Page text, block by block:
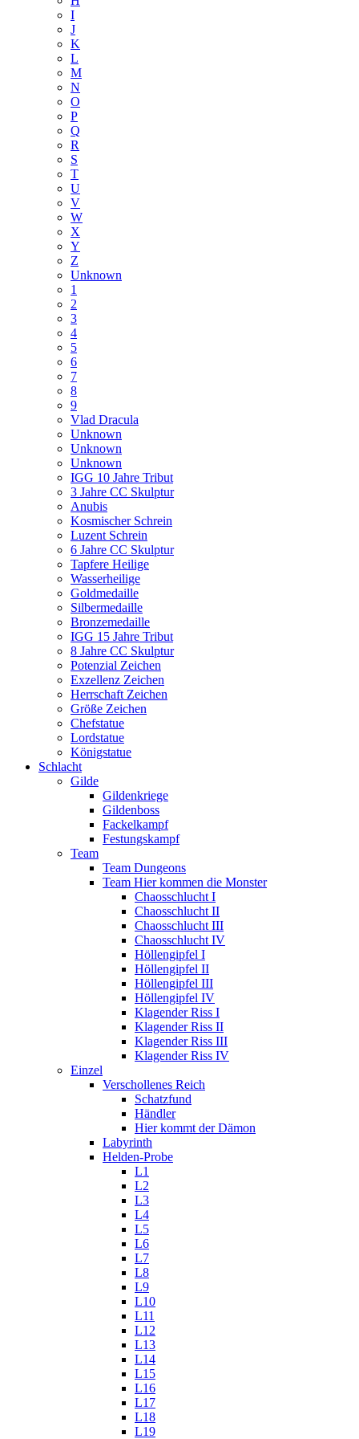
I
J
K
L
M
N
O
P
Q
R
S
T
U
V
W
X
Y
Z
Unknown
1
2
3
4
5
6
7
8
9
Vlad Dracula
Unknown
Unknown
Unknown
IGG 10 Jahre Tribut
3 Jahre CC Skulptur
Anubis
Kosmischer Schrein
Luzent Schrein
6 Jahre CC Skulptur
Tapfere Heilige
Wasserheilige
Goldmedaille
Silbermedaille
Bronzemedaille
IGG 15 Jahre Tribut
8 Jahre CC Skulptur
Potenzial Zeichen
Exzellenz Zeichen
Herrschaft Zeichen
Größe Zeichen
Chefstatue
Lordstatue
Königstatue
Schlacht
Gilde
Gildenkriege
Gildenboss
Fackelkampf
Festungskampf
Team
Team Dungeons
Team Hier kommen die Monster
Chaosschlucht I
Chaosschlucht II
Chaosschlucht III
Chaosschlucht IV
Höllengipfel I
Höllengipfel II
Höllengipfel III
Höllengipfel IV
Klagender Riss I
Klagender Riss II
Klagender Riss III
Klagender Riss IV
Einzel
Verschollenes Reich
Schatzfund
Händler
Hier kommt der Dämon
Labyrinth
Helden-Probe
L1
L2
L3
L4
L5
L6
L7
L8
L9
L10
L11
L12
L13
L14
L15
L16
L17
L18
L19